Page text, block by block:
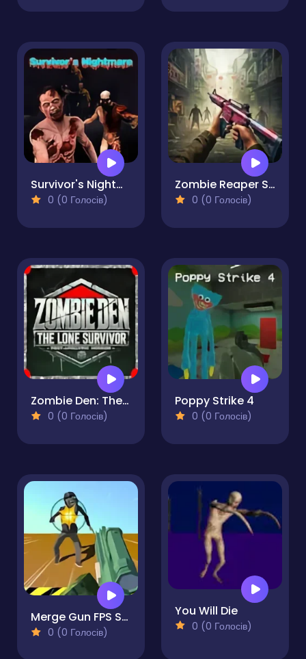
Survivor's Nightmare
0 (0 Голосів)
Zombie Reaper Shooter
0 (0 Голосів)
Zombie Den: The Lone Survivor
0 (0 Голосів)
Poppy Strike 4
0 (0 Голосів)
Merge Gun FPS Shooting Zombie
0 (0 Голосів)
You Will Die
0 (0 Голосів)